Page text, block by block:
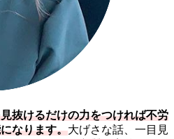
抜けるだけの力をつければ不労
なります。大げさな話、一目見